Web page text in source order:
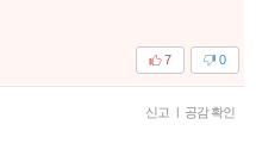
0
7
신고 | 공감 확인